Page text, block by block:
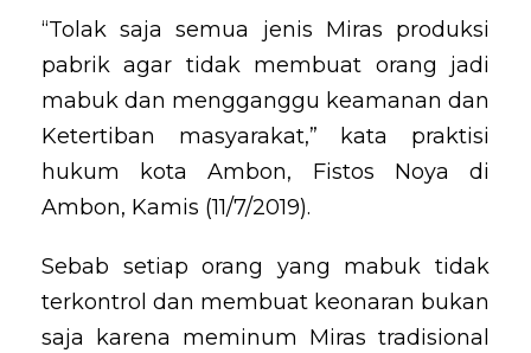
“Tolak saja semua jenis Miras produksi
pabrik agar tidak membuat orang jadi
mabuk dan mengganggu keamanan dan
Ketertiban masyarakat,” kata praktisi
hukum kota Ambon, Fistos Noya di
Ambon, Kamis (11/7/2019).
Sebab setiap orang yang mabuk tidak
terkontrol dan membuat keonaran bukan
saja karena meminum Miras tradisional